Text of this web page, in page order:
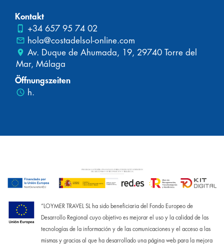
Kontakt
phone_iphone +34 657 95 74 02
mail_outline hola@costadelsol-online.com
place Av. Duque de Ahumada, 19, 29740 Torre del
Mar, Málaga
Öffnungszeiten
schedule h.
“LOYMER TRAVEL SL ha sido beneficiaria del Fondo Europeo de
Desarrollo Regional cuyo objetivo es mejorar el uso y la calidad de las
tecnologías de la información y de las comunicaciones y el acceso a las
mismas y gracias al que ha desarrollado una página web para la mejora